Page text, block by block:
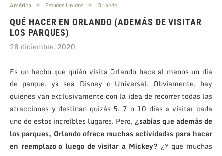
América Estados Unidos Orlando
QUÉ HACER EN ORLANDO (ADEMÁS DE VISITAR
LOS PARQUES)
28 diciembre, 2020
Es un hecho que quién visita Orlando hace al menos un día
de parque, ya sea Disney o Universal. Obviamente, hay
quienes van exclusivamente con la idea de recorrer todas las
atracciones y destinan quizás 5, 7 o 10 días a visitar cada
uno de estos increíbles lugares. Pero, ¿sabías que además de
los parques, Orlando ofrece muchas actividades para hacer
en reemplazo o luego de visitar a Mickey? ¿Y que muchas